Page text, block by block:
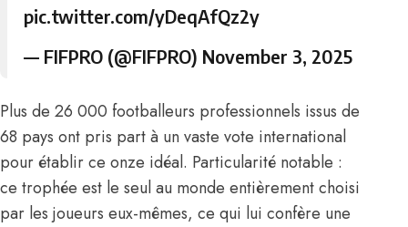
pic.twitter.com/yDeqAfQz2y
— FIFPRO (@FIFPRO) November 3, 2025
Plus de 26 000 footballeurs professionnels issus de
68 pays ont pris part à un vaste vote international
pour établir ce onze idéal. Particularité notable :
ce trophée est le seul au monde entièrement choisi
par les joueurs eux-mêmes, ce qui lui confère une